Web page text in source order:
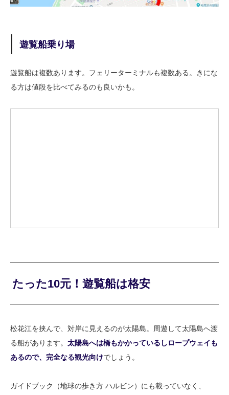
遊覧船乗り場
遊覧船は複数あります。フェリーターミナルも複数ある。きにな
る方は値段を比べてみるのも良いかも。
たった10元！遊覧船は格安
松花江を挟んで、対岸に見えるのが太陽島。周遊して太陽島へ渡
る船があります。 太陽島へは橋もかかっているしロープウェイも
あるので、完全なる観光向けでしょう。
ガイドブック（地球の歩き方 ハルビン）にも載っていなく、